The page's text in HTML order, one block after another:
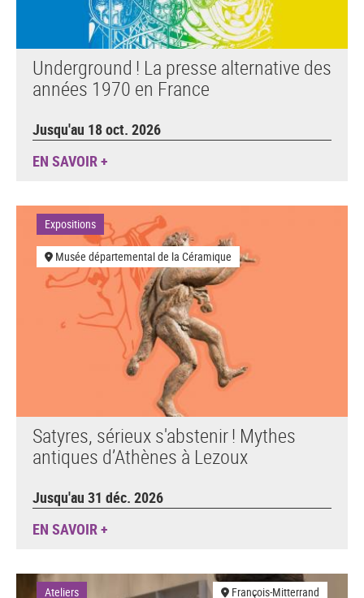
Underground ! La presse alternative des
années 1970 en France
Jusqu'au 18 oct. 2026
EN SAVOIR +
Expositions
Musée départemental de la Céramique
Satyres, sérieux s'abstenir ! Mythes
antiques d’Athènes à Lezoux
Jusqu'au 31 déc. 2026
EN SAVOIR +
Ateliers François-Mitterrand